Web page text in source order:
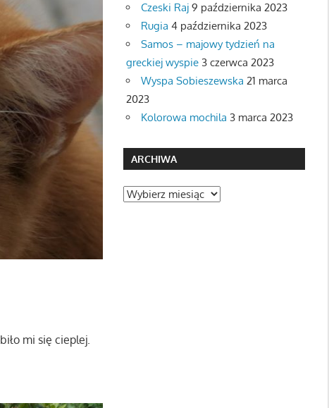
mi się cieplej.
Czeski Raj 9 października 2023
Rugia 4 października 2023
Samos – majowy tydzień na
greckiej wyspie 3 czerwca 2023
Wyspa Sobieszewska 21 marca
2023
Kolorowa mochila 3 marca 2023
ARCHIWA
Archiwa